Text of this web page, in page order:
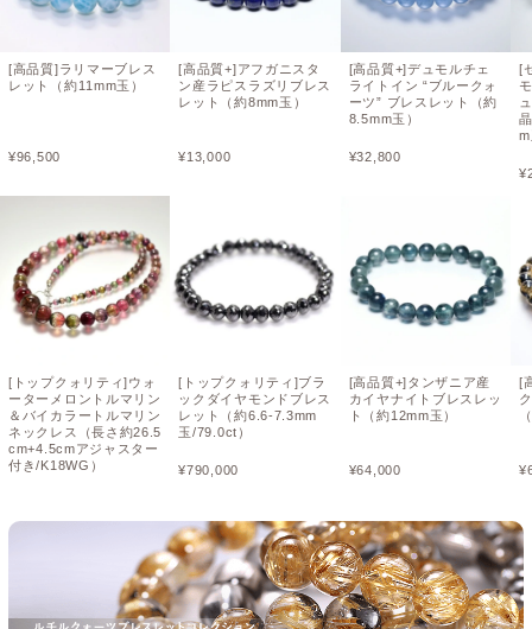
[高品質]ラリマーブレス
レット（約11mm玉）
¥96,500
[トップクォリティ]ウォ
ーターメロントルマリン
＆バイカラートルマリン
ネックレス（長さ約26.5
cm+4.5cmアジャスター
付き/K18WG）
[高品質+]アフガニスタ
ン産ラピスラズリブレス
レット（約8mm玉）
¥13,000
[トップクォリティ]ブラ
ックダイヤモンドブレス
レット（約6.6-7.3mm
玉/79.0ct）
¥790,000
[高品質+]デュモルチェ
ライトイン “ブルークォ
ーツ” ブレスレット（約
8.5mm玉）
¥32,800
[高品質+]タンザニア産
カイヤナイトブレスレッ
ト（約12mm玉）
¥64,000
[
¥
[
¥